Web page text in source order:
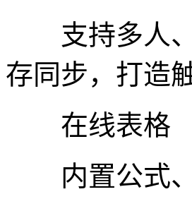
支持多人、
存同步，打造
在线表格
内置公式、